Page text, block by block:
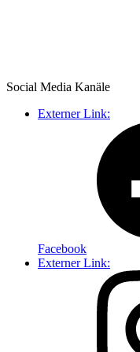
Social Media Kanäle
Externer Link:
Facebook
Externer Link: